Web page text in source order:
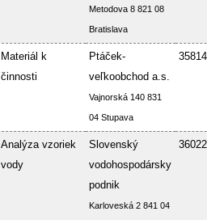
Metodova 8 821 08
Bratislava
Materiál k
činnosti
Ptáček-
veľkoobchod a.s.
Vajnorská 140 831
04 Stupava
Analýza vzoriek
vody
Slovenský
vodohospodársky
podnik
Karloveská 2 841 04